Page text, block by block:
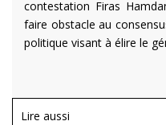
contestation Firas
faire obstacle au
politique visant à élire le
Lire aussi